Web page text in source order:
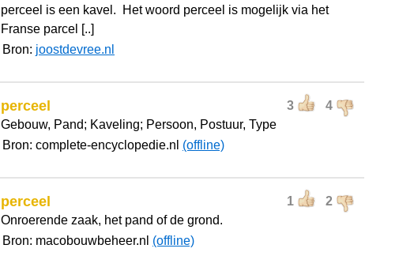
perceel is een kavel. Het woord perceel is mogelijk via het
Franse parcel [..]
Bron: joostdevree.nl
3 4
perceel
Gebouw, Pand; Kaveling; Persoon, Postuur, Type
Bron: complete-encyclopedie.nl (offline)
1 2
perceel
Onroerende zaak, het pand of de grond.
Bron: macobouwbeheer.nl (offline)